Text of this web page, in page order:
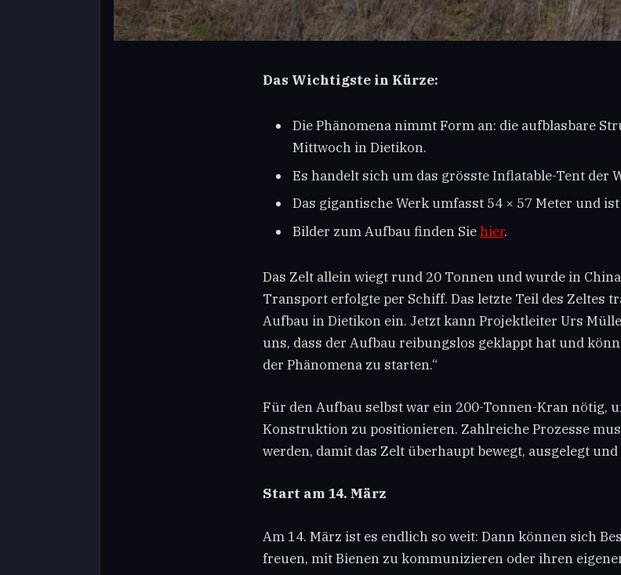
Das Wichtigste in Kürze:
Die Phänomena nimmt Form an: die aufblasbare
Mittwoch in Dietikon.
Es handelt sich um das grösste Inflatable-Tent der
Das gigantische Werk umfasst 54 × 57 Meter und
Bilder zum Aufbau finden Siehier.
Das Zelt allein wiegt rund 20 Tonnen und wurde in
Transport erfolgte per Schiff. Das letzte Teil des Zeltes
Aufbau in Dietikon ein. Jetzt kann Projektleiter Urs
uns, dass der Aufbau reibungslos geklappt hat und
der Phänomena zu starten.“
Für den Aufbau selbst war ein 200-Tonnen-Kran nötig,
Konstruktion zu positionieren. Zahlreiche Prozesse
werden, damit das Zelt überhaupt bewegt, ausgelegt
Start am 14. März
Am 14. März ist es endlich so weit: Dann können sich
freuen, mit Bienen zu kommunizieren oder ihren